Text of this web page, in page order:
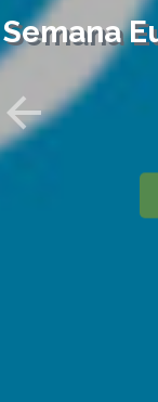
Semana
Previous